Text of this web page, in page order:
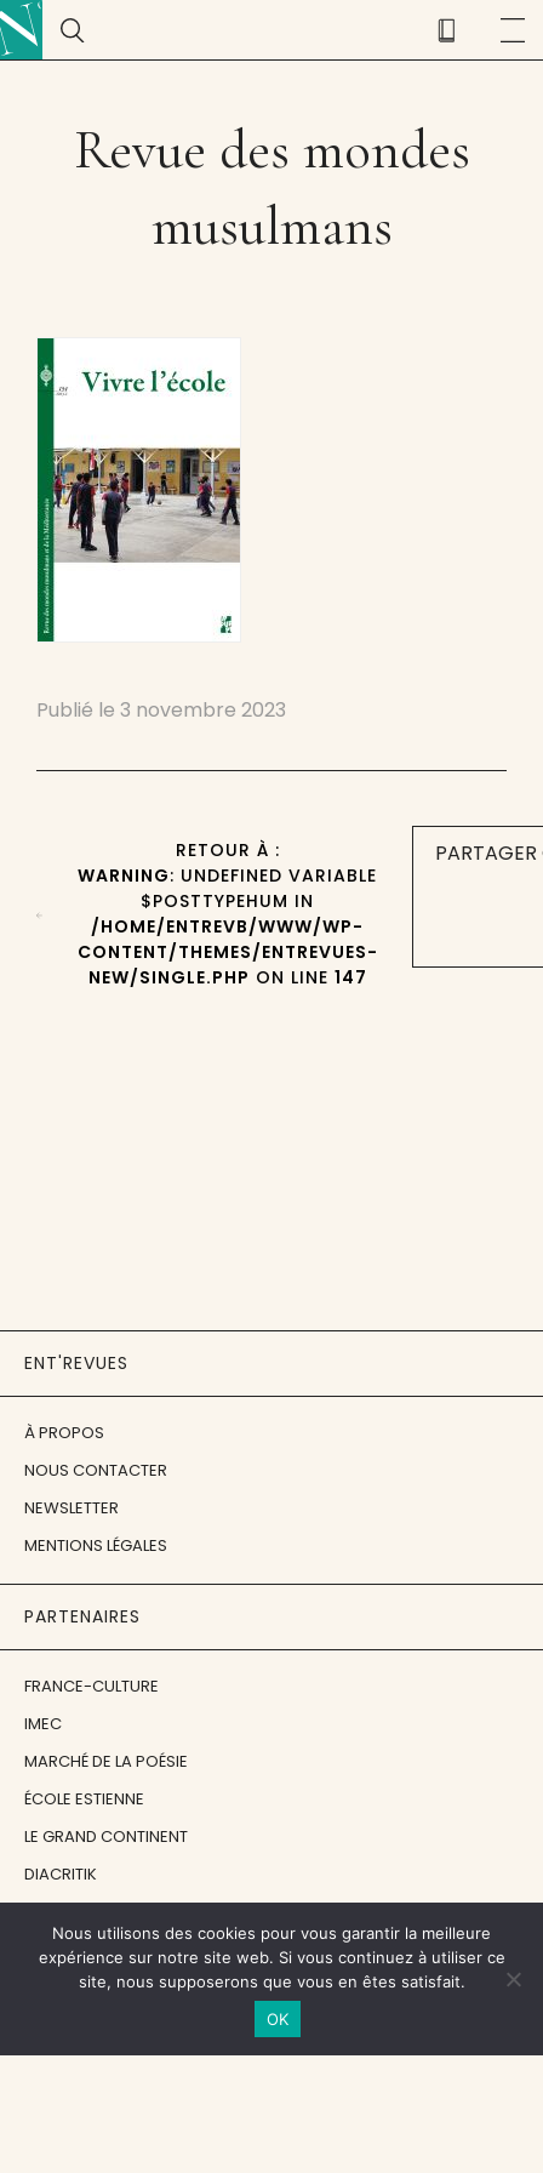
Revue des mondes
musulmans
Publié le 3 novembre 2023
RETOUR À :
WARNING: UNDEFINED VARIABLE
$POSTTYPEHUM IN
/HOME/ENTREVB/WWW/WP-
CONTENT/THEMES/ENTREVUES-
NEW/SINGLE.PHP ON LINE 147
ENT'REVUES
À PROPOS
NOUS CONTACTER
NEWSLETTER
MENTIONS LÉGALES
PARTENAIRES
FRANCE-CULTURE
IMEC
MARCHÉ DE LA POÉSIE
ÉCOLE ESTIENNE
LE GRAND CONTINENT
DIACRITIK
NOS SOUTIENS
CENTRE NATIONAL DU LIVRE
Nous utilisons des cookies pour vous garantir la meilleure
expérience sur notre site web. Si vous continuez à utiliser ce
site, nous supposerons que vous en êtes satisfait.
OK